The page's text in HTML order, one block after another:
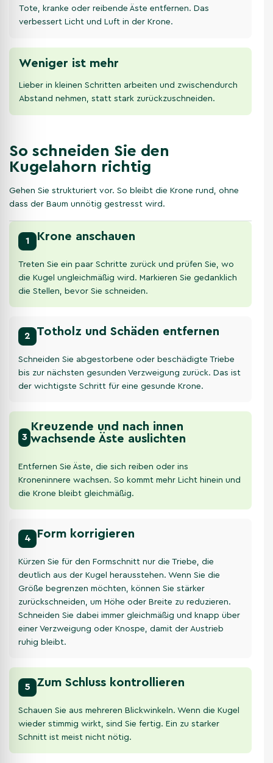
Tote, kranke oder reibende Äste entfernen. Das
verbessert Licht und Luft in der Krone.
Weniger ist mehr
Lieber in kleinen Schritten arbeiten und zwischendurch
Abstand nehmen, statt stark zurückzuschneiden.
So schneiden Sie den
Kugelahorn richtig
Gehen Sie strukturiert vor. So bleibt die Krone rund, ohne
dass der Baum unnötig gestresst wird.
1 Krone anschauen
Treten Sie ein paar Schritte zurück und prüfen Sie, wo
die Kugel ungleichmäßig wird. Markieren Sie gedanklich
die Stellen, bevor Sie schneiden.
2 Totholz und Schäden entfernen
Schneiden Sie abgestorbene oder beschädigte Triebe
bis zur nächsten gesunden Verzweigung zurück. Das ist
der wichtigste Schritt für eine gesunde Krone.
3
Kreuzende und nach innen
wachsende Äste auslichten
Entfernen Sie Äste, die sich reiben oder ins
Kroneninnere wachsen. So kommt mehr Licht hinein und
die Krone bleibt gleichmäßig.
4 Form korrigieren
Kürzen Sie für den Formschnitt nur die Triebe, die
deutlich aus der Kugel herausstehen. Wenn Sie die
Größe begrenzen möchten, können Sie stärker
zurückschneiden, um Höhe oder Breite zu reduzieren.
Schneiden Sie dabei immer gleichmäßig und knapp über
einer Verzweigung oder Knospe, damit der Austrieb
ruhig bleibt.
5 Zum Schluss kontrollieren
Schauen Sie aus mehreren Blickwinkeln. Wenn die Kugel
wieder stimmig wirkt, sind Sie fertig. Ein zu starker
Schnitt ist meist nicht nötig.